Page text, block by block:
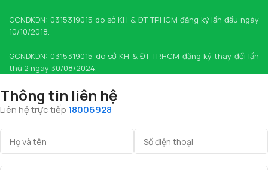
GCNDKDN: 0315319015 do sở KH & ĐT TP.HCM đăng ký lần đầu ngày
10/10/2018.
GCNDKDN: 0315319015 do sở KH & ĐT TP.HCM đăng ký thay đổi lần
thứ 2 ngày 30/08/2024.
Thông tin liên hệ
Liên hệ trực tiếp 18006928